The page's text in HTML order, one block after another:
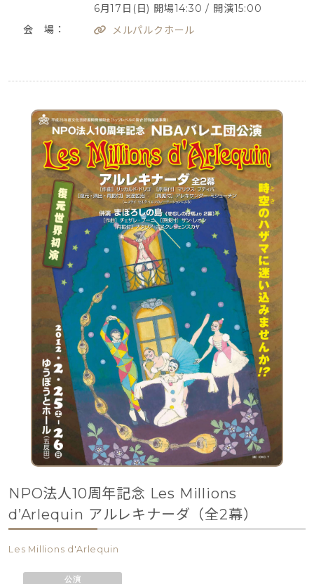
6月17日(日) 開場14:30 / 開演15:00
会 場：
メルパルクホール
NPO法人10周年記念 Les Millions
d’Arlequin アルレキナーダ（全2幕）
Les Millions d'Arlequin
公演